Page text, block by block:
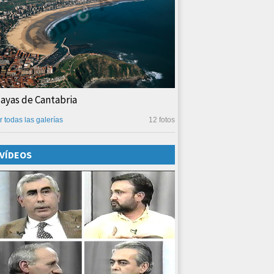
de Cantabria
12 fotos
todas las galerías
VÍDEOS